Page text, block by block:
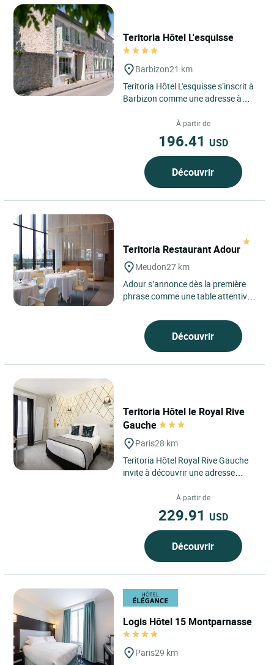
Teritoria Hôtel L'esquisse
Barbizon21 km
Teritoria Hôtel L'esquisse s’inscrit à
Barbizon comme une adresse à
emblématique de l’Île-de-France,...
À partir de
196.41 USD
Découvrir
Teritoria Restaurant Adour
Meudon27 km
Adour s’annonce dès la première
phrase comme une table attentive à
Meudon, sur les...
Découvrir
Teritoria Hôtel le Royal Rive
Gauche
Paris28 km
Teritoria Hôtel Royal Rive Gauche
invite à découvrir une adresse
14e arrondissement...
À partir de
229.91 USD
Découvrir
Logis Hôtel 15 Montparnasse
Paris29 km